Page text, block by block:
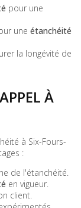
pour une
une étanchéité
la longévité de
À
à Six-Fours-
:
de l'étanchéité.
en vigueur.
client.